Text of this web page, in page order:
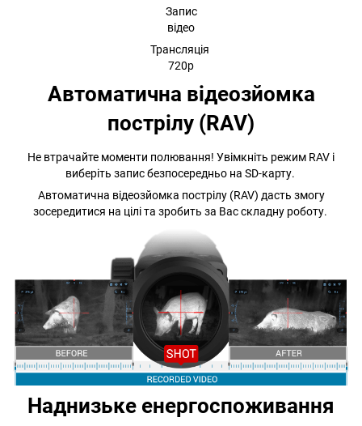
Запис
відео
Трансляція
720р
Автоматична відеозйомка
пострілу (RAV)
Не втрачайте моменти полювання! Увімкніть режим RAV і
виберіть запис безпосередньо на SD-карту.
Автоматична відеозйомка пострілу (RAV) дасть змогу
зосередитися на цілі та зробить за Вас складну роботу.
Наднизьке енергоспоживання